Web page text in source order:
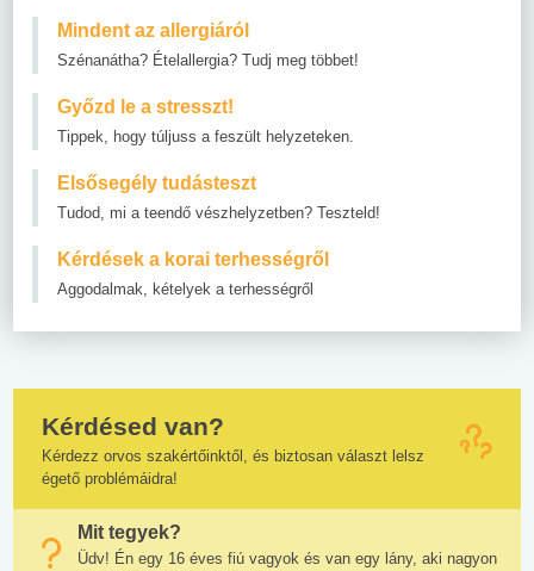
Mindent az allergiáról
Szénanátha? Ételallergia? Tudj meg többet!
Győzd le a stresszt!
Tippek, hogy túljuss a feszült helyzeteken.
Elsősegély tudásteszt
Tudod, mi a teendő vészhelyzetben? Teszteld!
Kérdések a korai terhességről
Aggodalmak, kételyek a terhességről
Kérdésed van?
Kérdezz orvos szakértőinktől, és biztosan választ lelsz
égető problémáidra!
Mit tegyek?
Üdv! Én egy 16 éves fiú vagyok és van egy lány, aki nagyon